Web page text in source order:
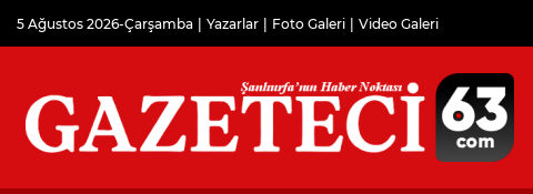
5 Ağustos 2026-Çarşamba Yazarlar Foto Galeri Video Galeri